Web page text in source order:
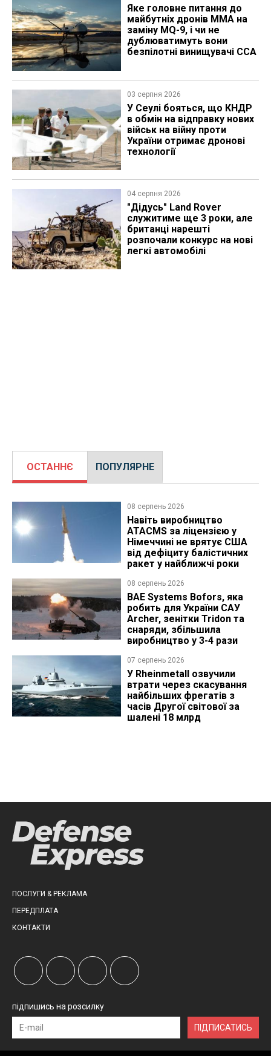
Яке головне питання до
майбутніх дронів MMA на
заміну MQ-9, і чи не
дублюватимуть вони
безпілотні винищувачі CCA
03 серпня 2026
У Сеулі бояться, що КНДР
в обмін на відправку нових
військ на війну проти
України отримає дронові
технології
04 серпня 2026
"Дідусь" Land Rover
служитиме ще 3 роки, але
британці нарешті
розпочали конкурс на нові
легкі автомобілі
ОСТАННЄ ПОПУЛЯРНЕ
08 серпень 2026
Навіть виробництво
ATACMS за ліцензією у
Німеччині не врятує США
від дефіциту балістичних
ракет у найближчі роки
08 серпень 2026
BAE Systems Bofors, яка
робить для України САУ
Archer, зенітки Tridon та
снаряди, збільшила
виробництво у 3-4 рази
07 серпень 2026
У Rheinmetall озвучили
втрати через скасування
найбільших фрегатів з
часів Другої світової за
шалені 18 млрд
ПОСЛУГИ & РЕКЛАМА
ПЕРЕДПЛАТА
КОНТАКТИ
підпишись на розсилку
ПІДПИСАТИСЬ